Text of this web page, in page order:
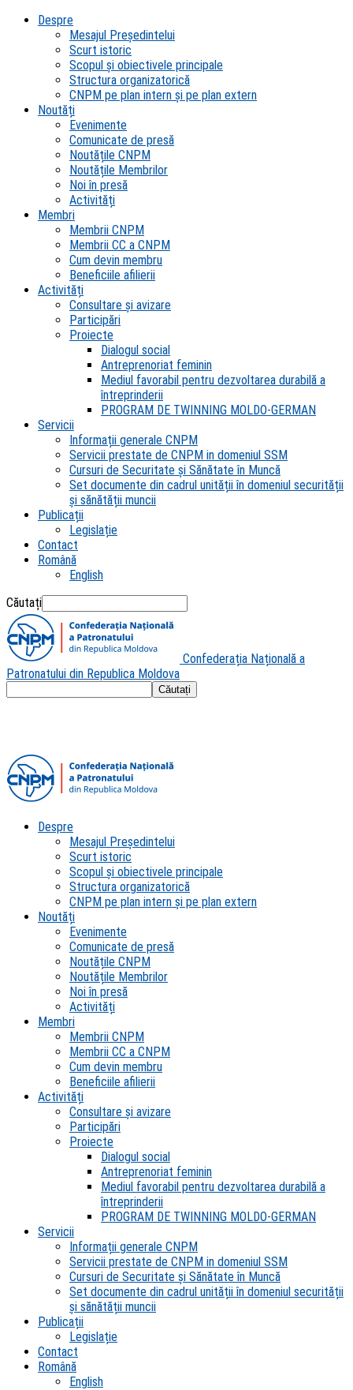
Despre
Mesajul Președintelui
Scurt istoric
Scopul şi obiectivele principale
Structura organizatorică
CNPM pe plan intern şi pe plan extern
Noutăți
Evenimente
Comunicate de presă
Noutățile CNPM
Noutățile Membrilor
Noi în presă
Activități
Membri
Membrii CNPM
Membrii CC a CNPM
Cum devin membru
Beneficiile afilierii
Activități
Consultare și avizare
Participări
Proiecte
Dialogul social
Antreprenoriat feminin
Mediul favorabil pentru dezvoltarea durabilă a
întreprinderii
PROGRAM DE TWINNING MOLDO-GERMAN
Servicii
Informații generale CNPM
Servicii prestate de CNPM in domeniul SSM
Cursuri de Securitate și Sănătate în Muncă
Set documente din cadrul unității în domeniul securității
și sănătății muncii
Publicații
Legislație
Contact
Română
English
Căutați
Confederația Națională a
Patronatului din Republica Moldova
Despre
Mesajul Președintelui
Scurt istoric
Scopul şi obiectivele principale
Structura organizatorică
CNPM pe plan intern şi pe plan extern
Noutăți
Evenimente
Comunicate de presă
Noutățile CNPM
Noutățile Membrilor
Noi în presă
Activități
Membri
Membrii CNPM
Membrii CC a CNPM
Cum devin membru
Beneficiile afilierii
Activități
Consultare și avizare
Participări
Proiecte
Dialogul social
Antreprenoriat feminin
Mediul favorabil pentru dezvoltarea durabilă a
întreprinderii
PROGRAM DE TWINNING MOLDO-GERMAN
Servicii
Informații generale CNPM
Servicii prestate de CNPM in domeniul SSM
Cursuri de Securitate și Sănătate în Muncă
Set documente din cadrul unității în domeniul securității
și sănătății muncii
Publicații
Legislație
Contact
Română
English